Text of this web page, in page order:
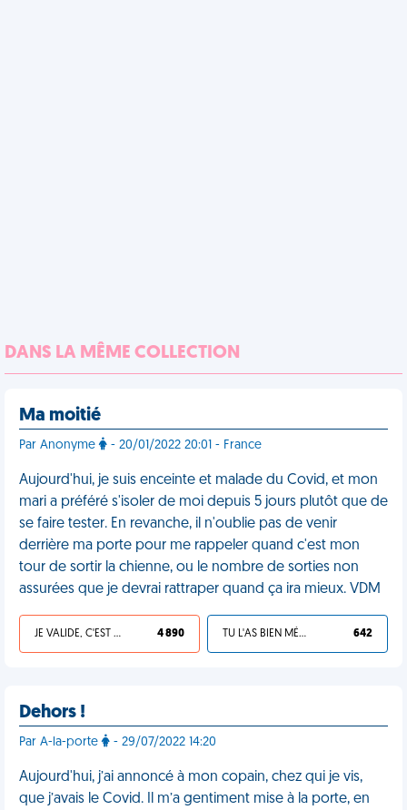
DANS LA MÊME COLLECTION
Ma moitié
Par Anonyme - 20/01/2022 20:01 - France
Aujourd'hui, je suis enceinte et malade du Covid, et mon
mari a préféré s'isoler de moi depuis 5 jours plutôt que de
se faire tester. En revanche, il n'oublie pas de venir
derrière ma porte pour me rappeler quand c'est mon
tour de sortir la chienne, ou le nombre de sorties non
assurées que je devrai rattraper quand ça ira mieux. VDM
JE VALIDE, C'EST UNE VDM 4 890 TU L'AS BIEN MÉRITÉ 642
Dehors !
Par A-la-porte - 29/07/2022 14:20
Aujourd'hui, j’ai annoncé à mon copain, chez qui je vis,
que j’avais le Covid. Il m’a gentiment mise à la porte, en